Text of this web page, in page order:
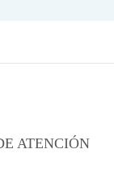
ATENCIÓN